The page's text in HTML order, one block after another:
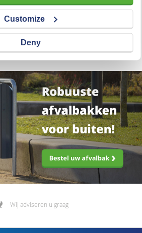
Customize
Deny
excl. btw
Wij adviseren u graag